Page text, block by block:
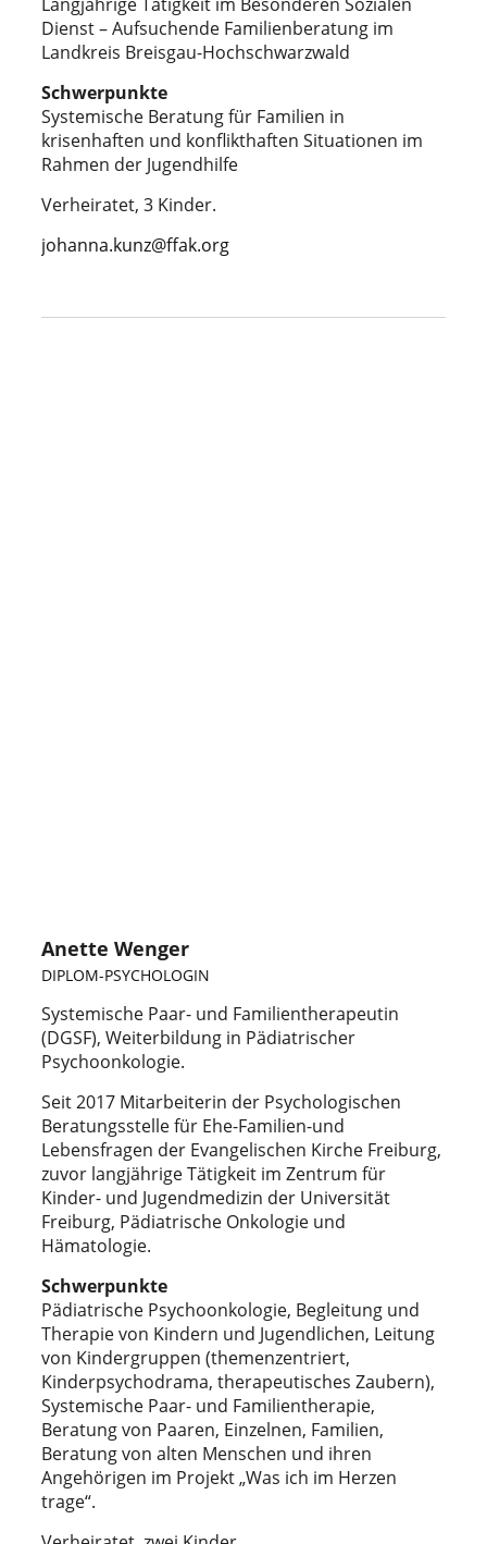
Dienst – Aufsuchende Familienberatung im
Landkreis Breisgau-Hochschwarzwald
Schwerpunkte
Systemische Beratung für Familien in
krisenhaften und konflikthaften Situationen im
Rahmen der Jugendhilfe
Verheiratet, 3 Kinder.
johanna.kunz@ffak.org
Anette Wenger
DIPLOM-PSYCHOLOGIN
Systemische Paar- und Familientherapeutin
(DGSF), Weiterbildung in Pädiatrischer
Psychoonkologie.
Seit 2017 Mitarbeiterin der Psychologischen
Beratungsstelle für Ehe-Familien-und
Lebensfragen der Evangelischen Kirche Freiburg,
zuvor langjährige Tätigkeit im Zentrum für
Kinder- und Jugendmedizin der Universität
Freiburg, Pädiatrische Onkologie und
Hämatologie.
Schwerpunkte
Pädiatrische Psychoonkologie, Begleitung und
Therapie von Kindern und Jugendlichen, Leitung
von Kindergruppen (themenzentriert,
Kinderpsychodrama, therapeutisches Zaubern),
Systemische Paar- und Familientherapie,
Beratung von Paaren, Einzelnen, Familien,
Beratung von alten Menschen und ihren
Angehörigen im Projekt „Was ich im Herzen
trage“.